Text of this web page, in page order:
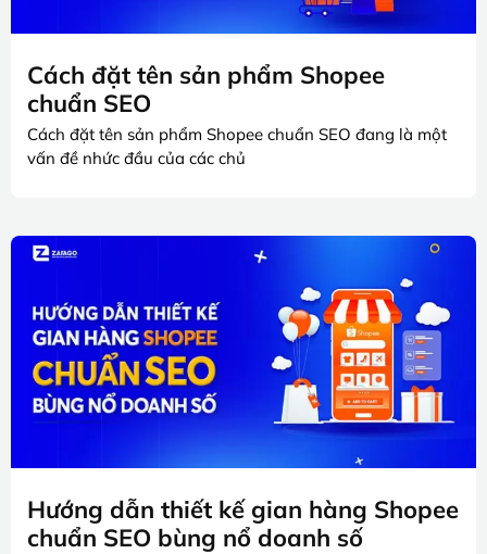
Cách đặt tên sản phẩm Shopee
chuẩn SEO
Cách đặt tên sản phẩm Shopee chuẩn SEO đang là một
vấn đề nhức đầu của các chủ
Hướng dẫn thiết kế gian hàng Shopee
chuẩn SEO bùng nổ doanh số